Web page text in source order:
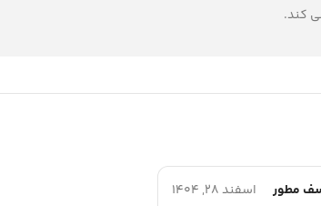
کند.
مطور اسفند 28, 1404